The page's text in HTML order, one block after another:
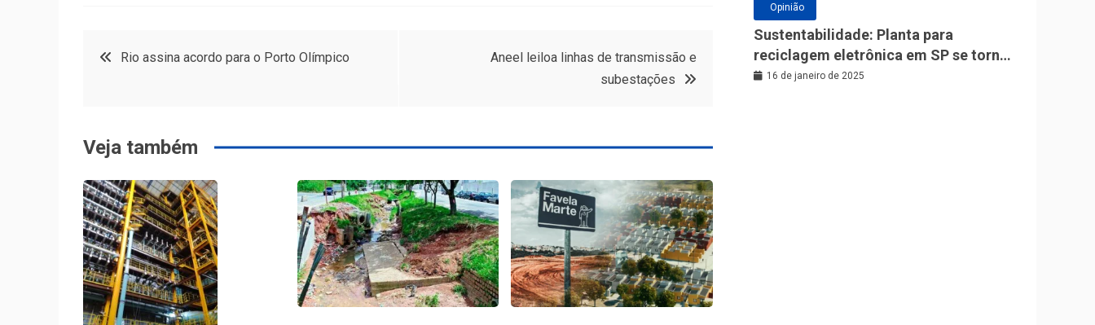
Navegação
Post
Rio assina acordo para o Porto Olímpico
Aneel leiloa linhas de transmissão e
subestações
Veja também
Opinião
Sustentabilidade: Planta para
reciclagem eletrônica em SP se torna
a maior da América Latina
16 de janeiro de 2025